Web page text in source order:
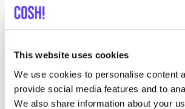
This website uses cookies
We use cookies to personalise content
provide social media features and to
We also share information about your